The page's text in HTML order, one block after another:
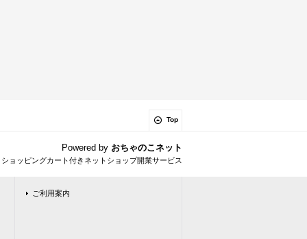
Top
Powered by おちゃのこネット
ョッピングカート付きネットショップ開業サービス
ご利用案内